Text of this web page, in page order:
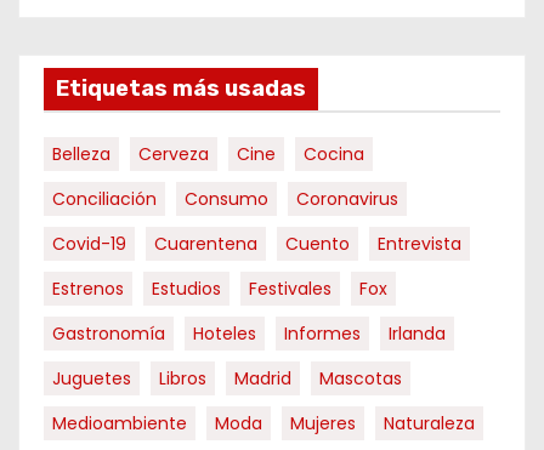
Etiquetas más usadas
Belleza Cerveza Cine
Cocina
Conciliación
Consumo
Coronavirus
Covid-19
Cuarentena Cuento
Entrevista
Estrenos
Estudios Festivales
Fox
Gastronomía
Hoteles Informes
Irlanda
Juguetes
Libros Madrid
Mascotas
Medioambiente
Moda Mujeres
Naturaleza